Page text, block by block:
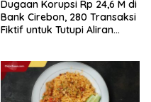
Dugaan Korupsi Rp 24,6 M di
Bank Cirebon, 280 Transaksi
Fiktif untuk Tutupi Aliran